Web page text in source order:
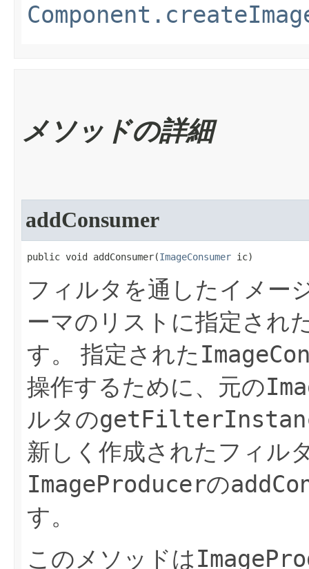
メソッドの詳細
addConsumer
public void addConsumer​(ImageConsumer ic)
フィルタを通したイメー
ーマのリストに指定され
す。
指定された
操作するために、元の
ルタの
新しく作成されたフィル
ImageProducerの
す。
このメソッドは